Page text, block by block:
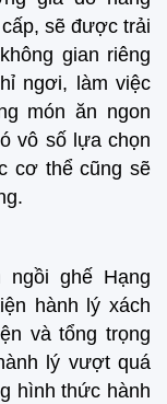
sẽ được trải
gian riêng
ngơi, làm việc
món ăn ngon
vô số lựa chọn
cơ thể cũng sẽ
ghế Hạng
hành lý xách
và tổng trọng
lý vượt quá
hình thức hành